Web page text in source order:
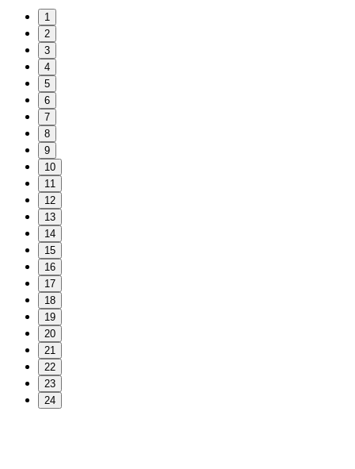
1
2
3
4
5
6
7
8
9
10
11
12
13
14
15
16
17
18
19
20
21
22
23
24